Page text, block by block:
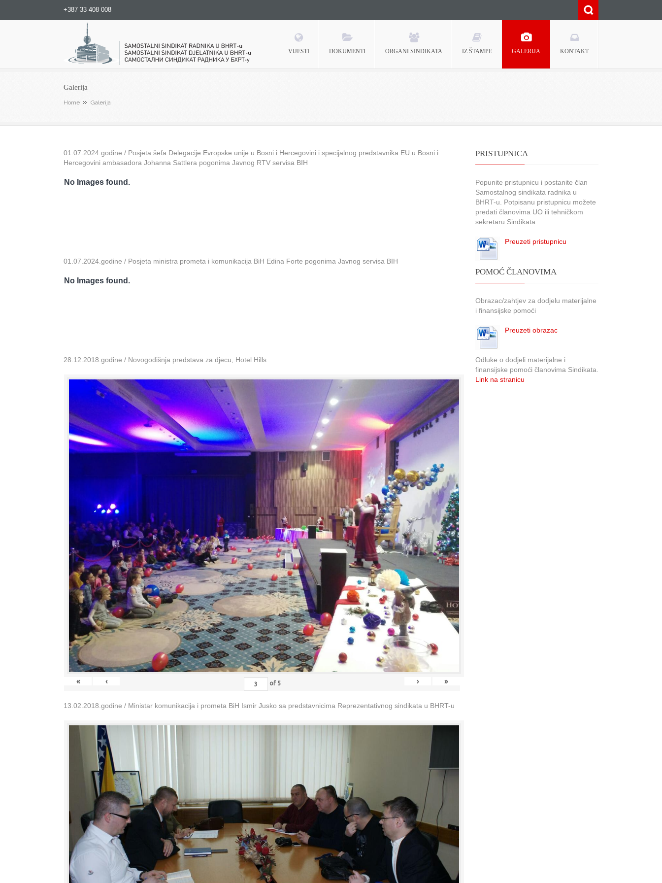
+387 33 408 008
Samostalni sindikat radnika u BHRT-u
VIJESTI DOKUMENTI ORGANI SINDIKATA IZ ŠTAMPE GALERIJA KONTAKT
Galerija
Home Galerija
01.07.2024.godine / Posjeta šefa Delegacije Evropske unije u Bosni i Hercegovini i specijalnog predstavnika EU u Bosni i
Hercegovini ambasadora Johanna Sattlera pogonima Javnog RTV servisa BIH
No Images found.
01.07.2024.godine / Posjeta ministra prometa i komunikacija BiH Edina Forte pogonima Javnog servisa BIH
No Images found.
28.12.2018.godine / Novogodišnja predstava za djecu, Hotel Hills
« ‹ of 5 › »
13.02.2018.godine / Ministar komunikacija i prometa BiH Ismir Jusko sa predstavnicima Reprezentativnog sindikata u BHRT-u
PRISTUPNICA
Popunite pristupnicu i postanite član
Samostalnog sindikata radnika u
BHRT-u. Potpisanu pristupnicu možete
predati članovima UO ili tehničkom
sekretaru Sindikata
Preuzeti pristupnicu
POMOĆ ČLANOVIMA
Obrazac/zahtjev za dodjelu materijalne
i finansijske pomoći
Preuzeti obrazac
Odluke o dodjeli materijalne i
finansijske pomoći članovima Sindikata.
Link na stranicu